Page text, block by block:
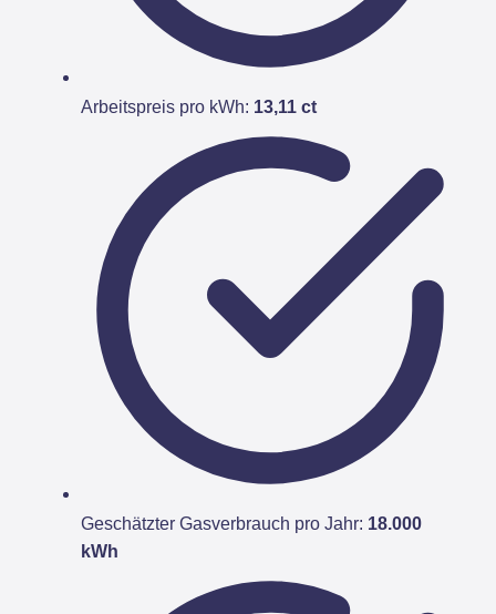
Arbeitspreis pro kWh: 13,11 ct
Geschätzter Gasverbrauch pro Jahr: 18.000
kWh